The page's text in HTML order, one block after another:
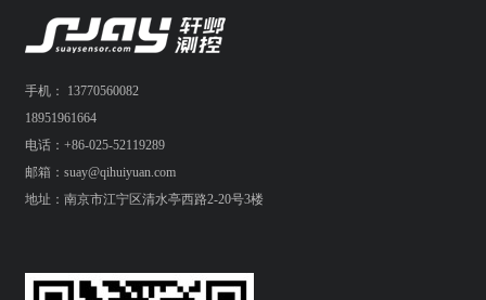
手机： 13770560082
18951961664
电话：+86-025-52119289
邮箱：suay@qihuiyuan.com
地址：南京市江宁区清水亭西路2-20号3楼